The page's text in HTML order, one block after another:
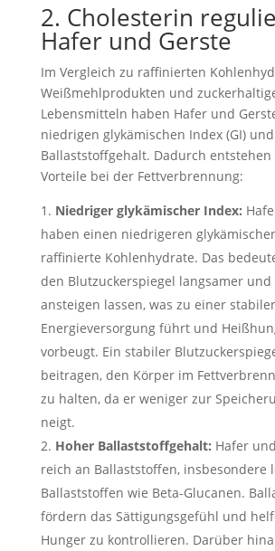
2. Cholesterin
Hafer und Gerste
Im Vergleich zu raffinierten
Weißmehlprodukten und
Lebensmitteln haben Hafer und
niedrigen glykämischen Index (GI)
Ballaststoffgehalt. Dadurch entstehen
Vorteile bei der Fettverbrennung:
Niedriger glykämischer Index:
haben einen niedrigeren
raffinierte Kohlenhydrate. Das
den Blutzuckerspiegel langsamer
ansteigen lassen, was zu einer
Energieversorgung führt und
vorbeugt. Ein stabiler
beitragen, den Körper im
zu halten, da er weniger zur
neigt.
Hoher Ballaststoffgehalt: Hafer
reich an Ballaststoffen, insbesondere
Ballaststoffen wie Beta-Glucanen.
fördern das Sättigungsgefühl und
Hunger zu kontrollieren. Darüber